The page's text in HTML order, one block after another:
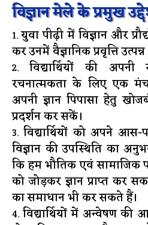
विज्ञान मेले के प्रमुख
युवा पीढ़ी में विज्ञान और
कर उनमें वैज्ञानिक प्रवृत्ति
विद्यार्थियों की अपनी
रचनात्मकता के लिए एक
अपनी ज्ञान पिपासा हेतु
प्रदर्शन कर सकें।
विद्यार्थियों को अपने आस-
विज्ञान की उपस्थिति का
कि हम भौतिक एवं सामाजिक
को जोड़कर ज्ञान प्राप्त
का समाधान भी कर सकते हैं।
विद्यार्थियों में अन्वेषण